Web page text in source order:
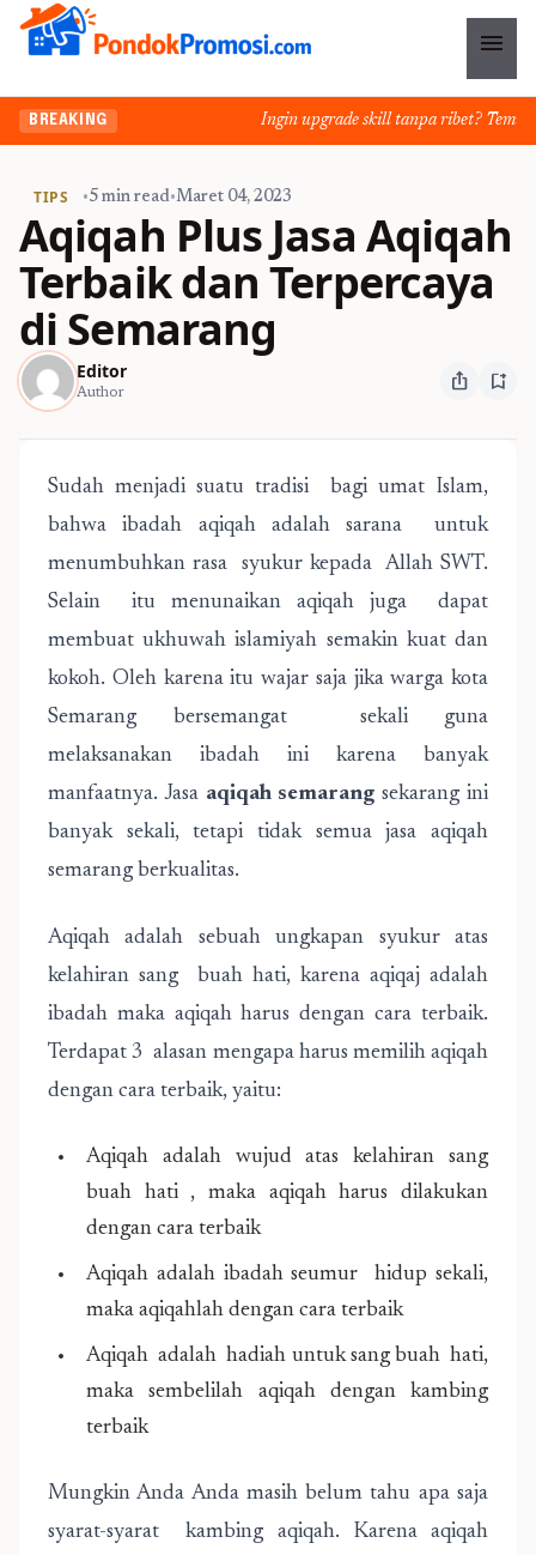
menu
BREAKING Ingin upgrade skill tanpa ribet?
TIPS •5 min read•Maret 04, 2023
Aqiqah Plus Jasa Aqiqah
Terbaik dan Terpercaya
di Semarang
Editor
Author ios_share bookmark_add
Sudah menjadi suatu tradisi bagi umat Islam,
bahwa ibadah aqiqah adalah sarana untuk
menumbuhkan rasa syukur kepada Allah SWT.
Selain itu menunaikan aqiqah juga dapat
membuat ukhuwah islamiyah semakin kuat dan
kokoh. Oleh karena itu wajar saja jika warga kota
Semarang bersemangat sekali guna
melaksanakan ibadah ini karena banyak
manfaatnya. Jasa aqiqah semarang sekarang ini
banyak sekali, tetapi tidak semua jasa aqiqah
semarang berkualitas.
Aqiqah adalah sebuah ungkapan syukur atas
kelahiran sang buah hati, karena aqiqaj adalah
ibadah maka aqiqah harus dengan cara terbaik.
Terdapat 3 alasan mengapa harus memilih aqiqah
dengan cara terbaik, yaitu:
Aqiqah adalah wujud atas kelahiran sang
buah hati , maka aqiqah harus dilakukan
dengan cara terbaik
Aqiqah adalah ibadah seumur hidup sekali,
maka aqiqahlah dengan cara terbaik
Aqiqah adalah hadiah untuk sang buah hati,
maka sembelilah aqiqah dengan kambing
terbaik
Mungkin Anda Anda masih belum tahu apa saja
syarat-syarat kambing aqiqah. Karena aqiqah